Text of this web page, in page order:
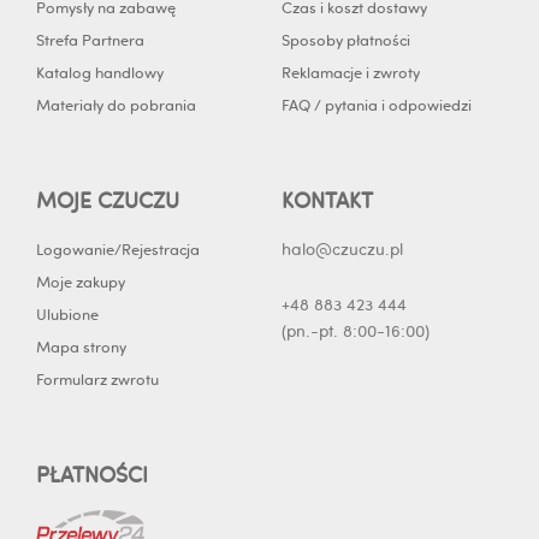
n
Pomysły na zabawę
Strefa Partnera
Katalog handlowy
Materiały do pobrania
Czas i koszt dostawy
Sposoby płatności
Reklamacje i zwroty
FAQ / pytania i odpowiedzi
MOJE CZUCZU
Logowanie/Rejestracja
Moje zakupy
Ulubione
Mapa strony
Formularz zwrotu
KONTAKT
halo@czuczu.pl
+48 883 423 444
(pn.-pt. 8:00-16:00)
PŁATNOŚCI